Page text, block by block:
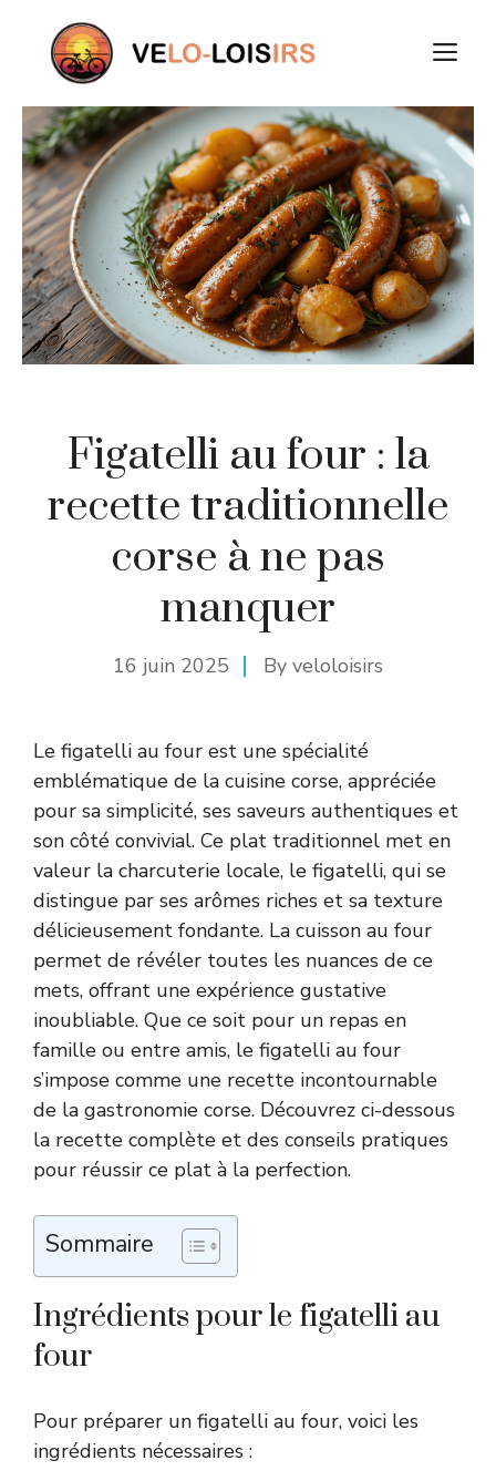
contenu
Figatelli au four : la
recette traditionnelle
corse à ne pas
manquer
16 juin 2025 By veloloisirs
Le figatelli au four est une spécialité
emblématique de la cuisine corse, appréciée
pour sa simplicité, ses saveurs authentiques et
son côté convivial. Ce plat traditionnel met en
valeur la charcuterie locale, le figatelli, qui se
distingue par ses arômes riches et sa texture
délicieusement fondante. La cuisson au four
permet de révéler toutes les nuances de ce
mets, offrant une expérience gustative
inoubliable. Que ce soit pour un repas en
famille ou entre amis, le figatelli au four
s’impose comme une recette incontournable
de la gastronomie corse. Découvrez ci-dessous
la recette complète et des conseils pratiques
pour réussir ce plat à la perfection.
Sommaire
Ingrédients pour le figatelli au
four
Pour préparer un figatelli au four, voici les
ingrédients nécessaires :